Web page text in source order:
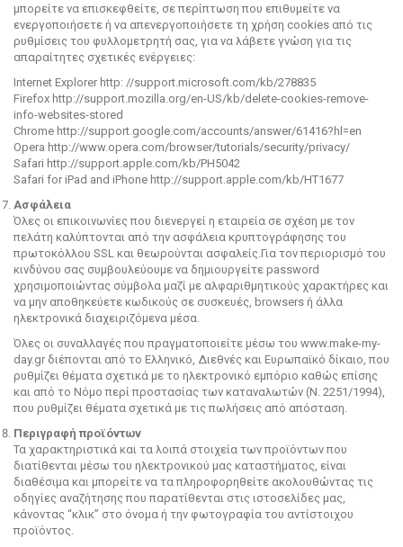
μπορείτε να επισκεφθείτε, σε περίπτωση που επιθυμείτε να
ενεργοποιήσετε ή να απενεργοποιήσετε τη χρήση cookies από τις
ρυθμίσεις του φυλλομετρητή σας, για να λάβετε γνώση για τις
απαραίτητες σχετικές ενέργειες:
Internet Explorer http: //support.microsoft.com/kb/278835
Firefox http://support.mozilla.org/en-US/kb/delete-cookies-remove-
info-websites-stored
Chrome http://support.google.com/accounts/answer/61416?hl=en
Opera http://www.opera.com/browser/tutorials/security/privacy/
Safari http://support.apple.com/kb/PH5042
Safari for iPad and iPhone http://support.apple.com/kb/HT1677
Ασφάλεια
Όλες οι επικοινωνίες που διενεργεί η εταιρεία σε σχέση με τον
πελάτη καλύπτονται από την ασφάλεια κρυπτογράφησης του
πρωτοκόλλου SSL και θεωρούνται ασφαλείς.Για τον περιορισμό του
κινδύνου σας συμβουλεύουμε να δημιουργείτε password
χρησιμοποιώντας σύμβολα μαζί με αλφαριθμητικούς χαρακτήρες και
να μην αποθηκεύετε κωδικούς σε συσκευές, browsers ή άλλα
ηλεκτρονικά διαχειριζόμενα μέσα.
Όλες οι συναλλαγές που πραγματοποιείτε μέσω του www.make-my-
day.gr διέπονται από το Ελληνικό, Διεθνές και Ευρωπαϊκό δίκαιο, που
ρυθμίζει θέματα σχετικά με το ηλεκτρονικό εμπόριο καθώς επίσης
και από το Νόμο περί προστασίας των καταναλωτών (Ν. 2251/1994),
που ρυθμίζει θέματα σχετικά με τις πωλήσεις από απόσταση.
Περιγραφή προϊόντων
Τα χαρακτηριστικά και τα λοιπά στοιχεία των προϊόντων που
διατίθενται μέσω του ηλεκτρονικού μας καταστήματος, είναι
διαθέσιμα και μπορείτε να τα πληροφορηθείτε ακολουθώντας τις
οδηγίες αναζήτησης που παρατίθενται στις ιστοσελίδες μας,
κάνοντας “κλικ” στο όνομα ή την φωτογραφία του αντίστοιχου
προϊόντος.